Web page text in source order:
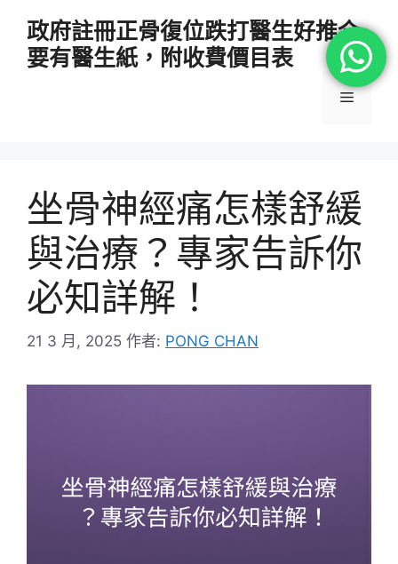
政府註冊正骨復位跌打醫生好推介
要有醫生紙，附收費價目表
選
坐骨神經痛怎樣舒緩
與治療？專家告訴你
必知詳解！
21 3 月, 2025 作者: PONG CHAN